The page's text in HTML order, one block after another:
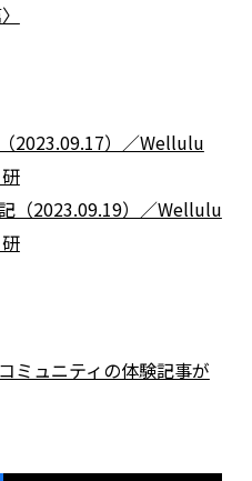
2023.09.17）／Wellulu
（2023.09.19）／Wellulu
ミュニティの体験記事が